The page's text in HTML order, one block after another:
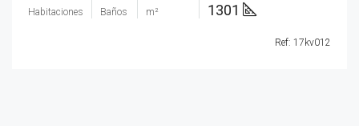
Habitaciones Baños m² 1301
Ref: 17kv012